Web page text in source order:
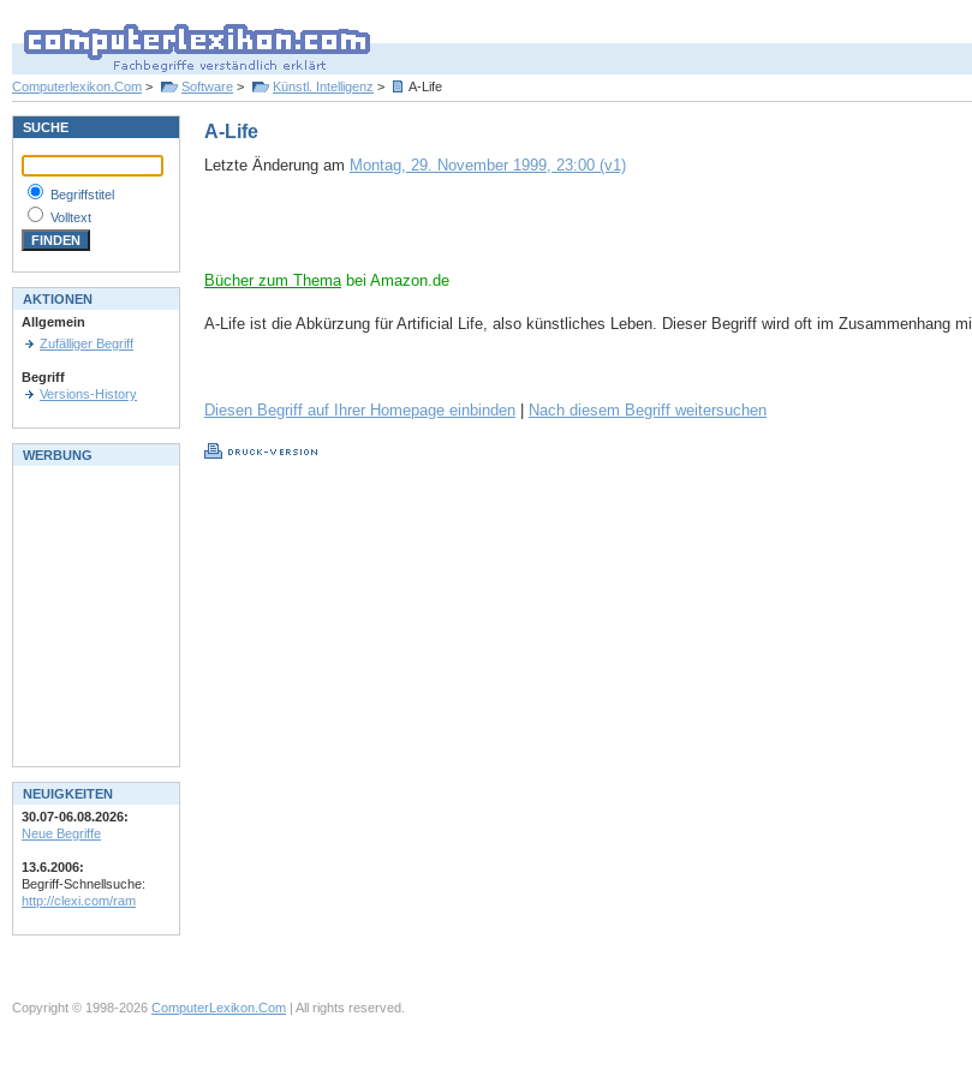
Computerlexikon.Com > Software > Künstl. Intelligenz > A-Life
A-Life
Letzte Änderung am Montag, 29. November 1999, 23:00 (v1)
Bücher zum Themabei Amazon.de
A-Life ist die Abkürzung für Artificial Life, also künstliches Leben. Dieser Begriff wird oft im Zusammenhang
Diesen Begriff auf Ihrer Homepage einbinden Nach diesem Begriff weitersuchen
SUCHE
Begriffstitel
Volltext
AKTIONEN
Allgemein
Zufälliger Begriff
Begriff
Versions-History
WERBUNG
NEUIGKEITEN
30.07-06.08.2026:
Neue Begriffe
13.6.2006:
Begriff-Schnellsuche:
http://clexi.com/ram
Copyright © 1998-2026 ComputerLexikon.Com | All rights reserved.